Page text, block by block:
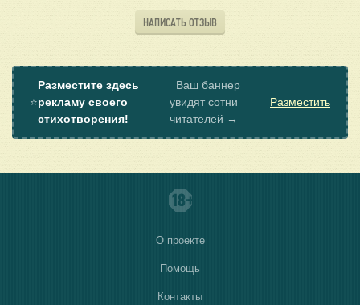
НАПИСАТЬ ОТЗЫВ
⭐
Разместите здесь
рекламу своего
стихотворения!
Ваш баннер
увидят сотни
читателей →
Разместить
О проекте
Помощь
Контакты